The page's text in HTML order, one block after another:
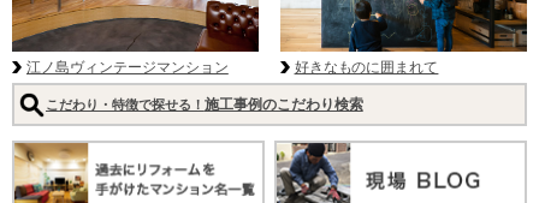
江ノ島ヴィンテージマンション 好きなものに囲まれて
こだわり・特徴で探せる！ 施工事例のこだわり検索